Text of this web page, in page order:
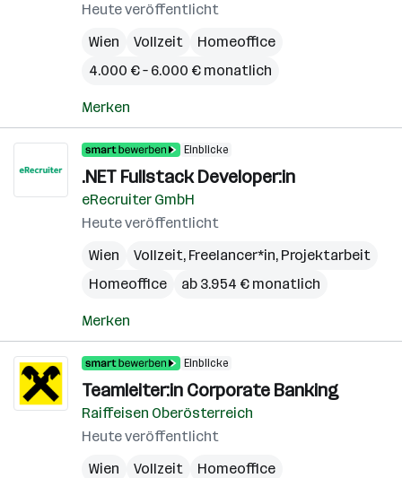
Heute veröffentlicht
Wien
Vollzeit
Homeoffice
4.000 € – 6.000 € monatlich
Merken
Einblicke
.NET Fullstack Developer:in
eRecruiter GmbH
Heute veröffentlicht
Wien
Vollzeit, Freelancer*in, Projektarbeit
Homeoffice
ab 3.954 € monatlich
Merken
Einblicke
Teamleiter:in Corporate Banking
Raiffeisen Oberösterreich
Heute veröffentlicht
Wien
Vollzeit
Homeoffice